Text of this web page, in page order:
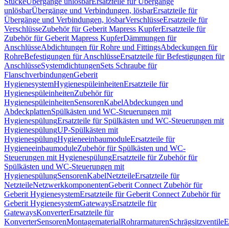
unlösbarÜbergänge und Verbindungen, lösbarErsatzteile für
Übergänge und Verbindungen, lösbarVerschlüsseErsatzteile für
VerschlüsseZubehör für Geberit Mapress KupferErsatzteile für
Zubehör für Geberit Mapress KupferDämmungen für
AnschlüsseAbdichtungen für Rohre und FittingsAbdeckungen für
RohreBefestigungen für AnschlüsseErsatzteile für Befestigungen für
AnschlüsseSystemdichtungenSets Schraube für
FlanschverbindungenGeberit
HygienesystemHygienespüleinheitenErsatzteile für
HygienespüleinheitenZubehör für
HygienespüleinheitenSensorenKabelAbdeckungen und
AbdeckplattenSpülkästen und WC-Steuerungen mit
HygienespülungErsatzteile für Spülkästen und WC-Steuerungen mit
HygienespülungUP-Spülkästen mit
HygienespülungHygieneeinbaumoduleErsatzteile für
HygieneeinbaumoduleZubehör für Spülkästen und WC-
Steuerungen mit HygienespülungErsatzteile für Zubehör für
Spülkästen und WC-Steuerungen mit
HygienespülungSensorenKabelNetzteileErsatzteile für
NetzteileNetzwerkkomponentenGeberit Connect Zubehör für
Geberit HygienesystemErsatzteile für Geberit Connect Zubehör für
Geberit HygienesystemGatewaysErsatzteile für
GatewaysKonverterErsatzteile für
KonverterSensorenMontagematerialRohrarmaturenSchrägsitzventile